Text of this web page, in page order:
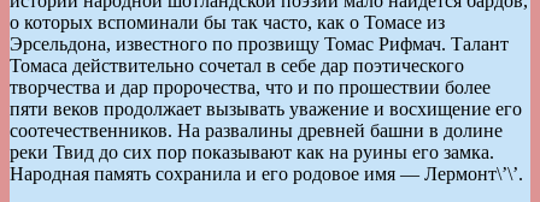
о которых вспоминали бы так часто, как о Томасе из
Эрсельдона, известного по прозвищу Томас Рифмач. Талант
Томаса действительно сочетал в себе дар поэтического
творчества и дар пророчества, что и по прошествии более
пяти веков продолжает вызывать уважение и восхищение его
соотечественников. На развалины древней башни в долине
реки Твид до сих пор показывают как на руины его замка.
Народная память сохранила и его родовое имя — Лермонт\’\’.